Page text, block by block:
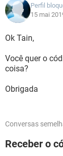
Perfil
15 mai
Ok Tain,
Você quer o
coisa?
Obrigada
Conversas
Receber o